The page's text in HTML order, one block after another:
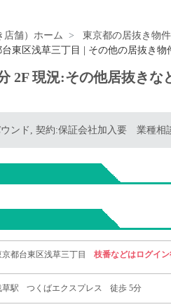
店舗）ホーム 東京都の居抜き物
東区浅草三丁目 | その他の居抜き物
2F 現況:その他居抜きな
ンド, 契約:保証会社加入要 業種相
京都台東区浅草三丁目 枝番などはログイ
草駅 つくばエクスプレス 徒歩 5分